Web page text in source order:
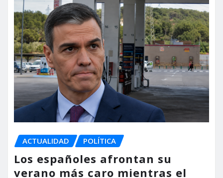
ACTUALIDAD POLÍTICA
Los españoles afrontan su
verano más caro mientras el